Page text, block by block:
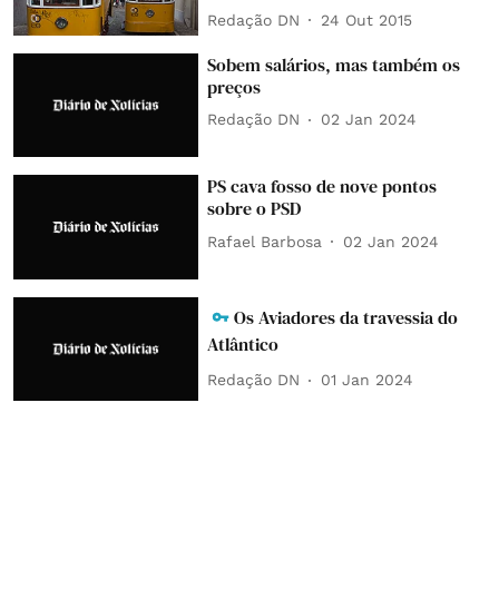
Redação DN 24 Out 2015
Sobem salários, mas também os
preços
Redação DN 02 Jan 2024
PS cava fosso de nove pontos
sobre o PSD
Rafael Barbosa 02 Jan 2024
Os Aviadores da travessia do
Atlântico
Redação DN 01 Jan 2024